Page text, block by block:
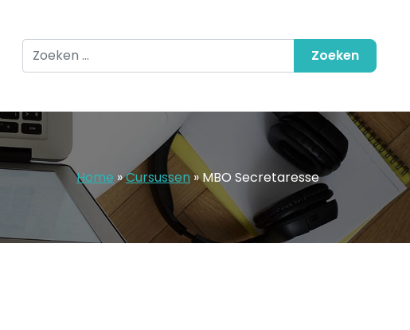
Zoeken naar:
Home »Cursussen»MBO Secretaresse